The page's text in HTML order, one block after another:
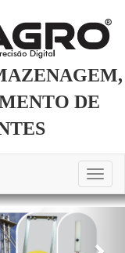
DE